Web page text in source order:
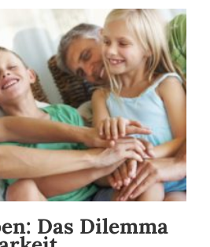
Das Dilemma